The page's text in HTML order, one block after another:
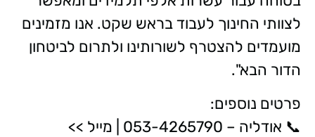
לצוותי החינוך לעבוד בראש שקט. אנו מזמינים
מועמדים להצטרף לשורותינו ולתרום לביטחון
הדור הבא."
פרטים נוספים:
📞 אודליה – 053-4265790 | מייל >>